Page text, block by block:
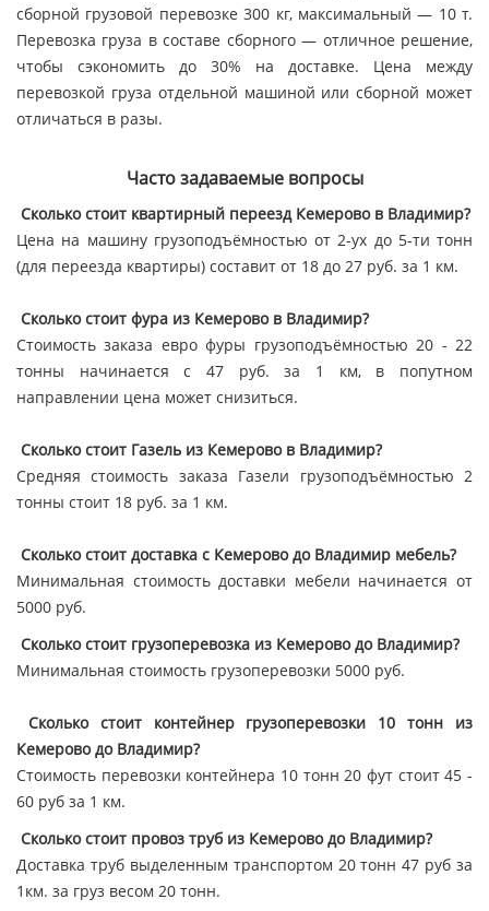
сборной грузовой перевозке 300 кг, максимальный — 10 т.
Перевозка груза в составе сборного — отличное решение,
чтобы сэкономить до 30% на доставке. Цена между
перевозкой груза отдельной машиной или сборной может
отличаться в разы.
Часто задаваемые вопросы
Сколько стоит квартирный переезд Кемерово в Владимир?
Цена на машину грузоподъёмностью от 2-ух до 5-ти тонн
(для переезда квартиры) составит от 18 до 27 руб. за 1 км.
Сколько стоит фура из Кемерово в Владимир?
Стоимость заказа евро фуры грузоподъёмностью 20 - 22
тонны начинается с 47 руб. за 1 км, в попутном
направлении цена может снизиться.
Сколько стоит Газель из Кемерово в Владимир?
Средняя стоимость заказа Газели грузоподъёмностью 2
тонны стоит 18 руб. за 1 км.
Сколько стоит доставка с Кемерово до Владимир мебель?
Минимальная стоимость доставки мебели начинается от
5000 руб.
Сколько стоит грузоперевозка из Кемерово до Владимир?
Минимальная стоимость грузоперевозки 5000 руб.
Сколько стоит контейнер грузоперевозки 10 тонн из
Кемерово до Владимир?
Стоимость перевозки контейнера 10 тонн 20 фут стоит 45 -
60 руб за 1 км.
Сколько стоит провоз труб из Кемерово до Владимир?
Доставка труб выделенным транспортом 20 тонн 47 руб за
1км. за груз весом 20 тонн.